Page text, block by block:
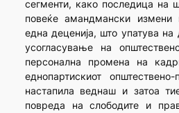
сегменти, како последица на
повеќе амандмански измени
една деценија, што упатува
усогласување на
персонална промена на
еднопартискиот
настапила веднаш и затоа
повреда на слободите и